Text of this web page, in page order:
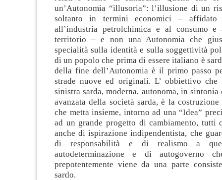
un’Autonomia “illusoria”: l’illusione di un
soltanto in termini economici –
all’industria petrolchimica e al consumo
territorio – e non una Autonomia che
specialità sulla identità e sulla soggettività
di un popolo che prima di essere italiano è
della fine dell’Autonomia è il primo passo
strade nuove ed originali. L’ obbiettivo che
sinistra sarda, moderna, autonoma, in
avanzata della società sarda, è la
che metta insieme, intorno ad una “Idea”
ad un grande progetto di cambiamento, tutti
anche di ispirazione indipendentista, che
di responsabilità e di realismo a
autodeterminazione e di autogoverno
prepotentemente viene da una parte
sardo.